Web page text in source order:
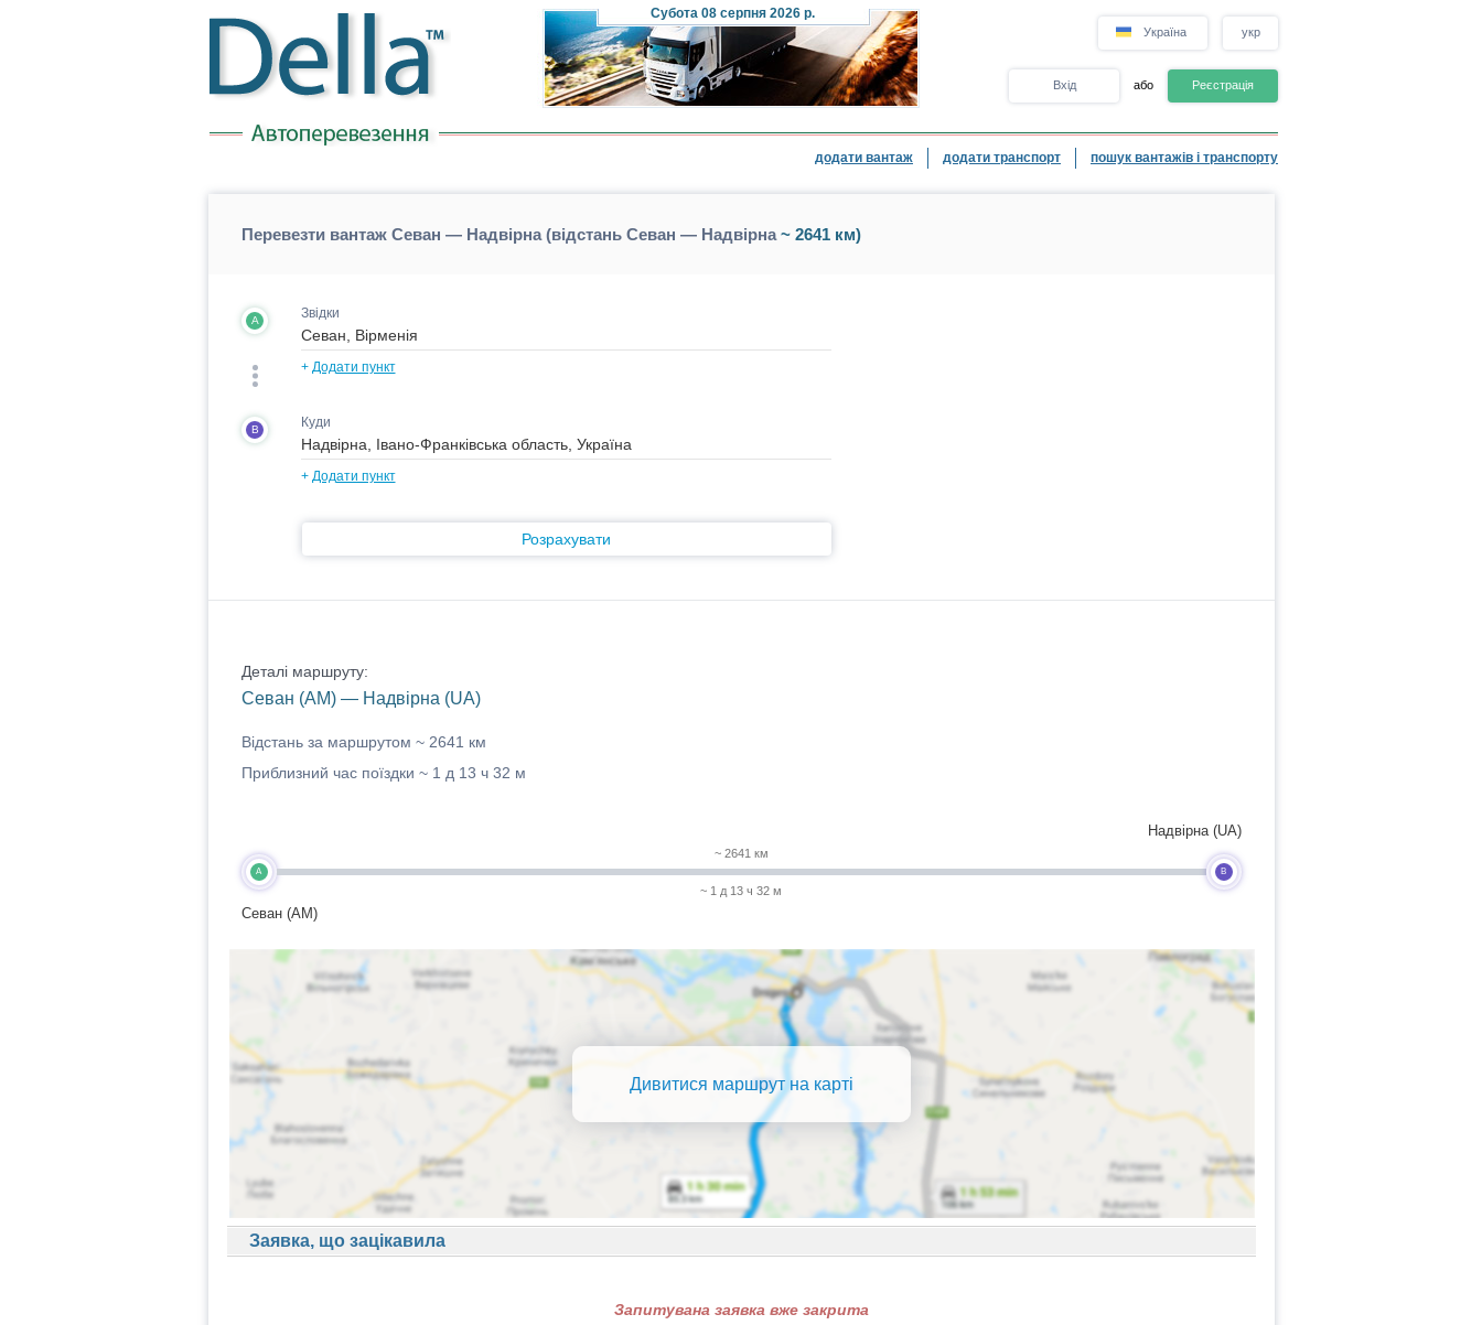
Субота08 серпня 2026 р.
Україна укр
Вхід або Реєстрація
додати вантаж додати транспорт пошук вантажів і транспорту
Перевезти вантаж Севан — Надвірна (відстань Севан — Надвірна~ 2641 км)
A Звідки
+ Додати пункт
B Куди
+ Додати пункт
Розрахувати
Деталі маршруту:
Севан (AM) — Надвірна (UA)
Відстань за маршрутом ~ 2641 км
Приблизний час поїздки ~ 1 д 13 ч 32 м
A
Севан (AM)
~ 2641 км
~ 1 д 13 ч 32 м
B
Надвірна (UA)
Дивитися маршрут на карті
Заявка, що зацікавила
Запитувана заявка вже закрита